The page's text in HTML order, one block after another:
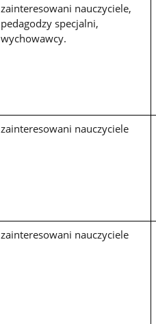
zainteresowani nauczyciele,
pedagodzy specjalni,
wychowawcy.
zainteresowani nauczyciele
zainteresowani nauczyciele